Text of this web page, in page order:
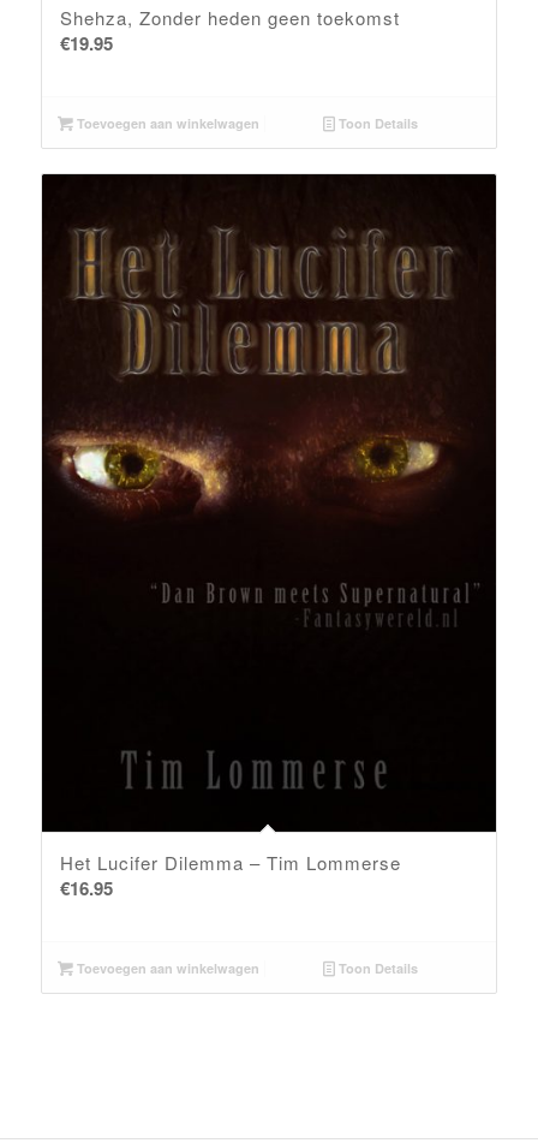
Shehza, Zonder heden geen toekomst
€19.95
Toevoegen aan winkelwagen Toon Details
Het Lucifer Dilemma – Tim Lommerse
€16.95
Toevoegen aan winkelwagen Toon Details